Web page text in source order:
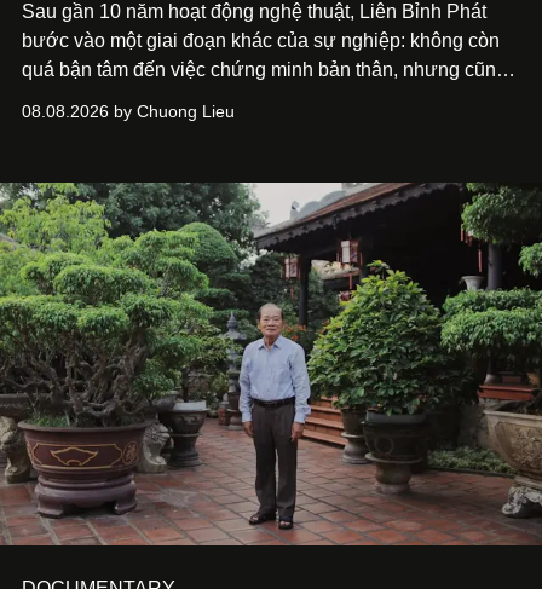
Sau gần 10 năm hoạt động nghệ thuật, Liên Bỉnh Phát
bước vào một giai đoạn khác của sự nghiệp: không còn
quá bận tâm đến việc chứng minh bản thân, nhưng cũng
phim điện ảnh trong nửa đầu 2026 đến hành trình trở lại
bằng một tâm thế điềm tĩnh hơn. Anh tiếp tục học hỏi, trau
dồi và chờ đợi những vai diễn đủ sức đưa mình đến
những vùng đất mới. Ở tuổi ngoài 30, điều anh theo đuổi
không phải những đích đến quá lớn, mà là khả năng luôn
tiến về phía trước.
08.08.2026 by Chuong Lieu